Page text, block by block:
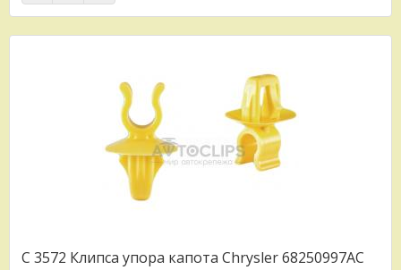
C 3572 Клипса упора капота Chrysler 68250997AC